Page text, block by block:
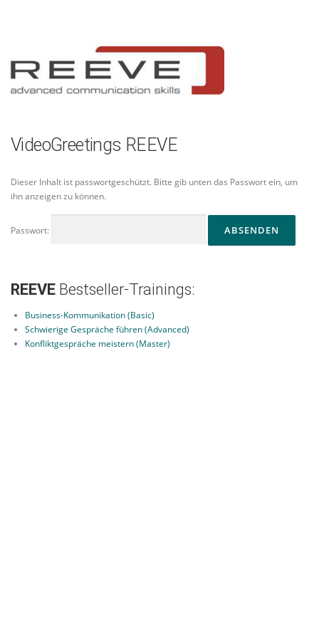
VideoGreetings REEVE
Dieser Inhalt ist passwortgeschützt. Bitte gib unten das Passwort ein, um
ihn anzeigen zu können.
Passwort:
REEVE Bestseller-Trainings:
Business-Kommunikation (Basic)
Schwierige Gespräche führen (Advanced)
Konfliktgespräche meistern (Master)